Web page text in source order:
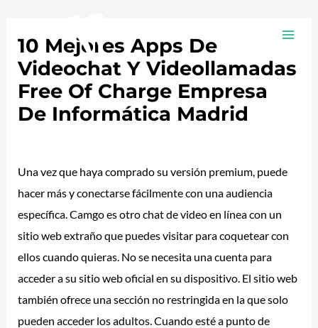
contenido
10 Mejores Apps De
Videochat Y Videollamadas
Free Of Charge Empresa
De Informática Madrid
Una vez que haya comprado su versión premium, puede
hacer más y conectarse fácilmente con una audiencia
específica. Camgo es otro chat de video en línea con un
sitio web extraño que puedes visitar para coquetear con
ellos cuando quieras. No se necesita una cuenta para
acceder a su sitio web oficial en su dispositivo. El sitio web
también ofrece una sección no restringida en la que solo
pueden acceder los adultos. Cuando esté a punto de
entradas